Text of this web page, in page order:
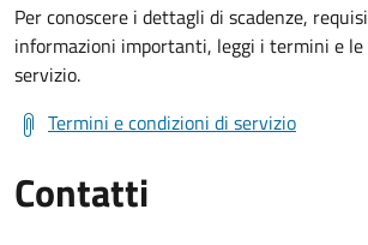
Per conoscere i dettagli di scadenze,
informazioni importanti, leggi i termini e le
servizio.
Termini e condizioni di servizio
Contatti